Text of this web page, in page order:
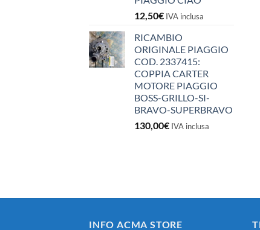
12,50€ IVA inclusa
RICAMBIO
ORIGINALE PIAGGIO
COD. 2337415:
COPPIA CARTER
MOTORE PIAGGIO
BOSS-GRILLO-SI-
BRAVO-SUPERBRAVO
130,00€ IVA inclusa
INFO ACMA STORE